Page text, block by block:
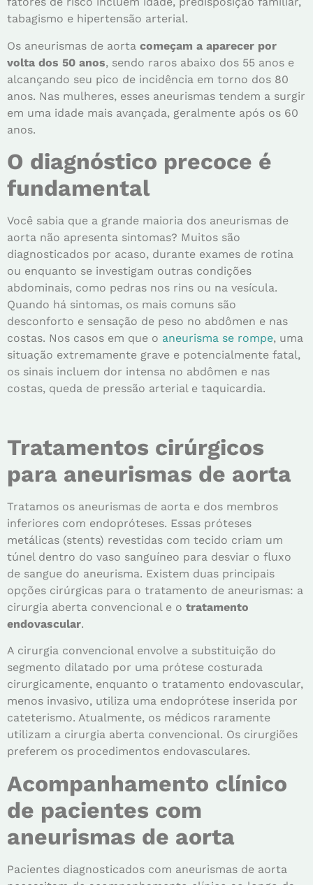
tabagismo e hipertensão arterial.
Os aneurismas de aorta começam a aparecer por
volta dos 50 anos, sendo raros abaixo dos 55 anos e
alcançando seu pico de incidência em torno dos 80
anos. Nas mulheres, esses aneurismas tendem a surgir
em uma idade mais avançada, geralmente após os 60
anos.
O diagnóstico precoce é
fundamental
Você sabia que a grande maioria dos aneurismas de
aorta não apresenta sintomas? Muitos são
diagnosticados por acaso, durante exames de rotina
ou enquanto se investigam outras condições
abdominais, como pedras nos rins ou na vesícula.
Quando há sintomas, os mais comuns são
desconforto e sensação de peso no abdômen e nas
costas. Nos casos em que o aneurisma se rompe, uma
situação extremamente grave e potencialmente fatal,
os sinais incluem dor intensa no abdômen e nas
costas, queda de pressão arterial e taquicardia.
Tratamentos cirúrgicos
para aneurismas de aorta
Tratamos os aneurismas de aorta e dos membros
inferiores com endopróteses. Essas próteses
metálicas (stents) revestidas com tecido criam um
túnel dentro do vaso sanguíneo para desviar o fluxo
de sangue do aneurisma. Existem duas principais
opções cirúrgicas para o tratamento de aneurismas: a
cirurgia aberta convencional e o tratamento
endovascular.
A cirurgia convencional envolve a substituição do
segmento dilatado por uma prótese costurada
cirurgicamente, enquanto o tratamento endovascular,
menos invasivo, utiliza uma endoprótese inserida por
cateterismo. Atualmente, os médicos raramente
utilizam a cirurgia aberta convencional. Os cirurgiões
preferem os procedimentos endovasculares.
Acompanhamento clínico
de pacientes com
aneurismas de aorta
Pacientes diagnosticados com aneurismas de aorta